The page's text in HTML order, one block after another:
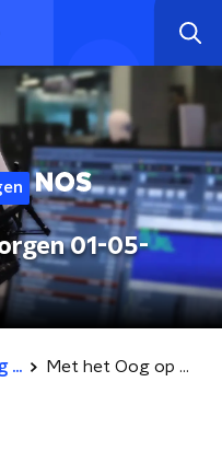
01-05-
... Met het Oog op Morgen 01-05-2025